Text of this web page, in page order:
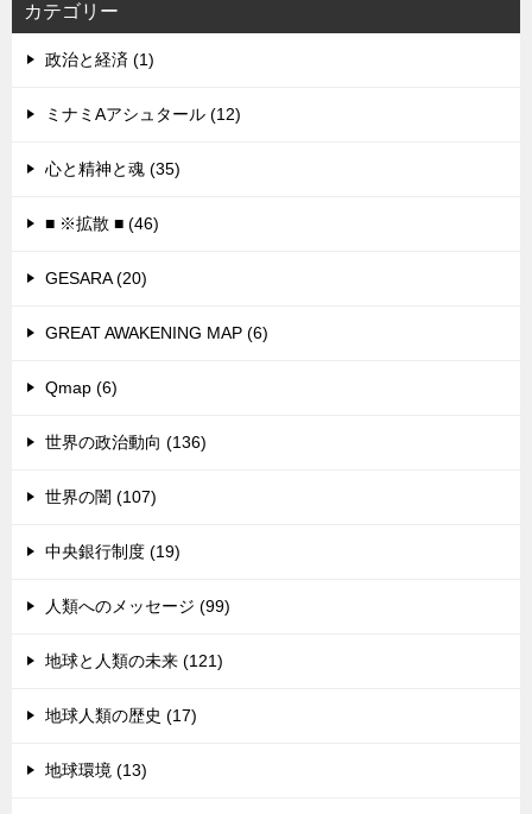
カテゴリー
政治と経済 (1)
ミナミAアシュタール (12)
心と精神と魂 (35)
■ ※拡散 ■ (46)
GESARA (20)
GREAT AWAKENING MAP (6)
Qmap (6)
世界の政治動向 (136)
世界の闇 (107)
中央銀行制度 (19)
人類へのメッセージ (99)
地球と人類の未来 (121)
地球人類の歴史 (17)
地球環境 (13)